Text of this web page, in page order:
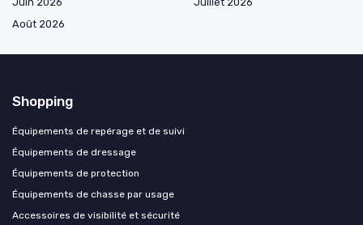
Août 2026
Shopping
Équipements de repérage et de suivi
Équipements de dressage
Équipements de protection
Équipements de chasse par usage
Accessoires de visibilité et sécurité